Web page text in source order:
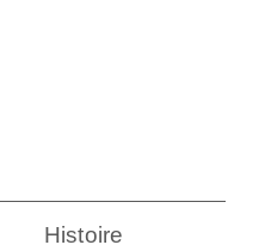
Histoire